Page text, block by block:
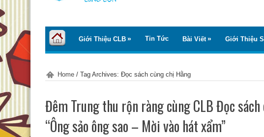
Giới Thiệu CLB Tin Tức Bài Viết Giới Thiệu
Home / Tag Archives: Đọc sách cùng chị Hằng
Đêm Trung thu rộn ràng cùng CLB Đọc sách
“Ông sảo ông sao – Mời vào hát xẩm”